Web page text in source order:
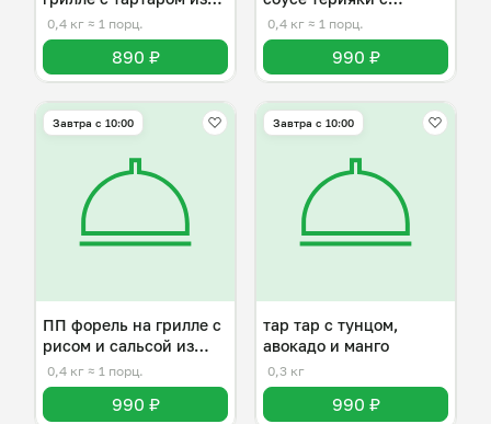
манго
0,4 кг ≈ 1 порц.
890 ₽
овощами
0,4 кг ≈ 1 порц.
990 ₽
Завтра c 10:00
ПП форель на грилле с
рисом и сальсой из
манго
0,4 кг ≈ 1 порц.
990 ₽
Завтра c 10:00
тар тар с тунцом,
авокадо и манго
0,3 кг
990 ₽